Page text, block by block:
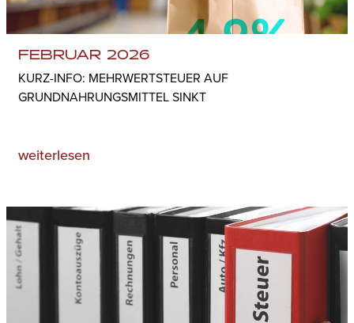
FEBRUAR 2026
KURZ-INFO: MEHRWERTSTEUER AUF
GRUNDNAHRUNGSMITTEL SINKT
weiterlesen